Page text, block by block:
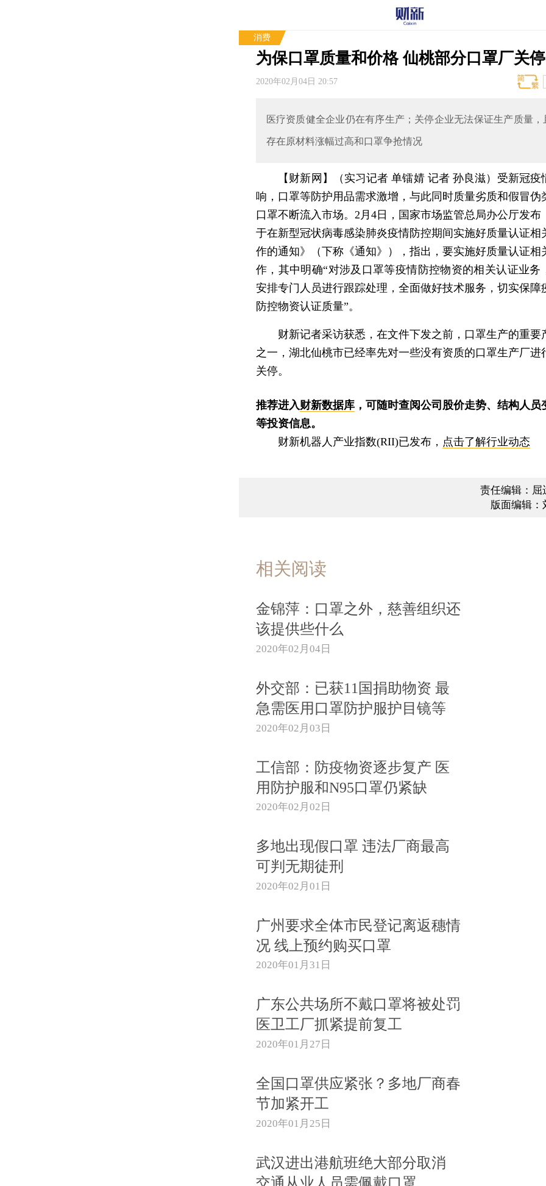
消费
为保口罩质量和价格 仙桃部分口罩厂关停
2020年02月04日 20:57
医疗资质健全企业仍在有序生产；关停企业无法保证生产质量，
存在原材料涨幅过高和口罩争抢情况
【财新网】（实习记者 单镭婧 记者 孙良滋） 受新冠疫
响，口罩等防护用品需求激增，与此同时质量劣质和假冒伪
口罩不断流入市场。2月4日，国家市场监管总局办公厅发布
于在新型冠状病毒感染肺炎疫情防控期间实施好质量认证相
作的通知》（下称《通知》），指出，要实施好质量认证相
作，其中明确“对涉及口罩等疫情防控物资的相关认证业务
安排专门人员进行跟踪处理，全面做好技术服务，切实保障
防控物资认证质量”。
财新记者采访获悉，在文件下发之前，口罩生产的重要
之一，湖北仙桃市已经率先对一些没有资质的口罩生产厂进
关停。
推荐进入财新数据库 ，可随时查阅公司股价走势、结构人员
等投资信息。
财新机器人产业指数(RII)已发布， 点击了解行业动态
责任编辑：屈
版面编辑：
相关阅读
金锦萍：口罩之外，慈善组织还
该提供些什么
2020年02月04日
外交部：已获11国捐助物资 最
急需医用口罩防护服护目镜等
2020年02月03日
工信部：防疫物资逐步复产 医
用防护服和N95口罩仍紧缺
2020年02月02日
多地出现假口罩 违法厂商最高
可判无期徒刑
2020年02月01日
广州要求全体市民登记离返穗情
况 线上预约购买口罩
2020年01月31日
广东公共场所不戴口罩将被处罚
医卫工厂抓紧提前复工
2020年01月27日
全国口罩供应紧张？多地厂商春
节加紧开工
2020年01月25日
武汉进出港航班绝大部分取消
交通从业人员需佩戴口罩